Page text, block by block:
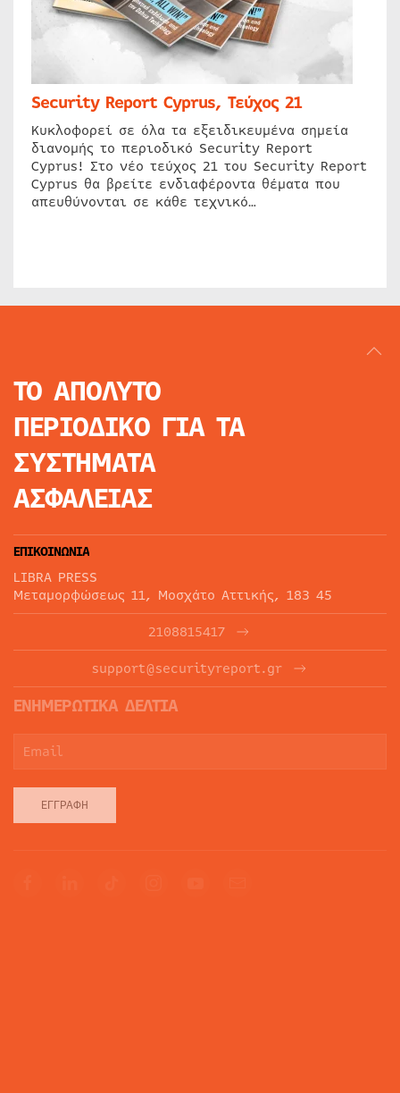
Security Report Cyprus, Τεύχος 21
Κυκλοφορεί σε όλα τα εξειδικευμένα σημεία
διανομής το περιοδικό Security Report
Cyprus! Στο νέο τεύχος 21 του Security Report
Cyprus θα βρείτε ενδιαφέροντα θέματα που
απευθύνονται σε κάθε τεχνικό…
ΤΟ ΑΠΟΛΥΤΟ
ΠΕΡΙΟΔΙΚΟ ΓΙΑ ΤΑ
ΣΥΣΤΗΜΑΤΑ
ΑΣΦΑΛΕΙΑΣ
ΕΠΙΚΟΙΝΩΝΙΑ
LIBRA PRESS
Μεταμορφώσεως 11, Μοσχάτο Αττικής, 183 45
2108815417
support@securityreport.gr
ΕΝΗΜΕΡΩΤΙΚΑ ΔΕΛΤΙΑ
ΕΓΓΡΑΦΉ